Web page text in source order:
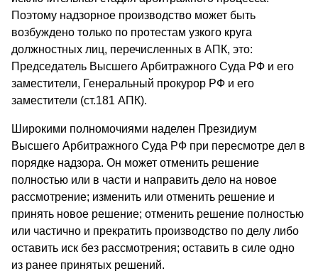
Поэтому надзорное производство может быть
возбуждено только по протестам узкого круга
должностных лиц, перечисленных в АПК, это:
Председатель Высшего Арбитражного Суда РФ и его
заместители, Генеральный прокурор РФ и его
заместители (ст.181 АПК).
Широкими полномочиями наделен Президиум
Высшего Арбитражного Суда РФ при пересмотре дел в
порядке надзора. Он может отменить решение
полностью или в части и направить дело на новое
рассмотрение; изменить или отменить решение и
принять новое решение; отменить решение полностью
или частично и прекратить производство по делу либо
оставить иск без рассмотрения; оставить в силе одно
из ранее принятых решений.